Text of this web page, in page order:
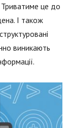
Триватиме це до
І також
виникають